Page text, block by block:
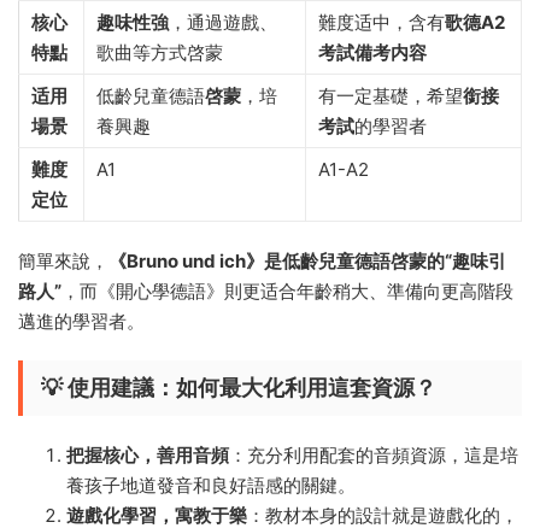
核心
特點
趣味性強 ，通過遊戲、
歌曲等方式啓蒙
難度适中，含有歌德A2
考試備考内容
适用
場景
低齡兒童德語啓蒙 ，培
養興趣
有一定基礎，希望銜接
考試的學習者
難度
定位
A1 A1-A2
簡單來說，
《Bruno und ich》是低齡兒童德語啓蒙的“趣味引
路人” ，而《開心學德語》則更适合年齡稍大、準備向更高階段
邁進的學習者。
💡 使用建議：如何最大化利用這套資源？
把握核心，善用音頻：充分利用配套的音頻資源，這是培
養孩子地道發音和良好語感的關鍵。
遊戲化學習，寓教于樂 ：教材本身的設計就是遊戲化的，